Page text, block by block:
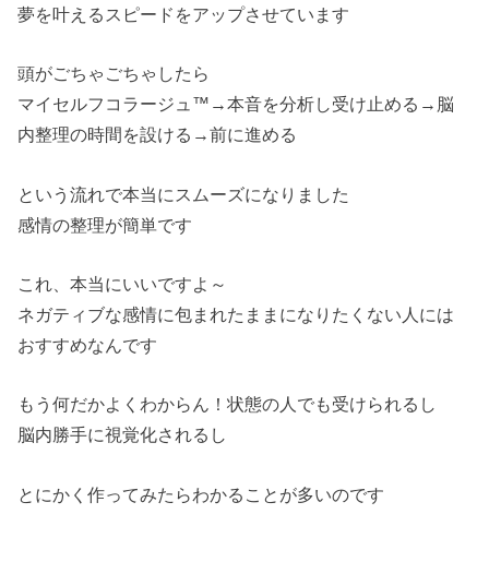
夢を叶えるスピードをアップさせています
頭がごちゃごちゃしたら
マイセルフコラージュ™→本音を分析し受け止める→脳
内整理の時間を設ける→前に進める
という流れで本当にスムーズになりました
感情の整理が簡単です
これ、本当にいいですよ～
ネガティブな感情に包まれたままになりたくない人には
おすすめなんです
もう何だかよくわからん！状態の人でも受けられるし
脳内勝手に視覚化されるし
とにかく作ってみたらわかることが多いのです